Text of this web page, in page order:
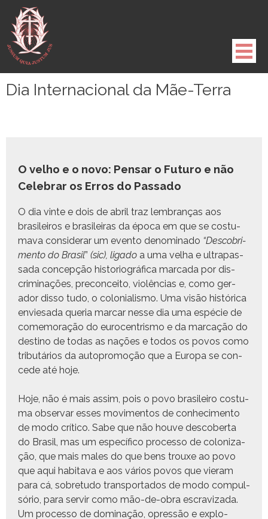
para
conteúdo
Dia Internacional da Mãe-Terra
O velho e o novo: Pensar o Futuro e não
Celebrar os Erros do Passado
O dia vinte e dois de abril traz lem­branças aos
brasileiros e brasileiras da época em que se cos­tu­
ma­va con­sid­er­ar um even­to denom­i­na­do “Desco­bri­
men­to do Brasil” (sic), lig­a­do a uma vel­ha e ultra­pas­
sa­da con­cepção his­to­ri­ográ­fi­ca mar­ca­da por dis­
crim­i­nações, pre­con­ceito, vio­lên­cias e, como ger­
ador dis­so tudo, o colo­nial­is­mo. Uma visão históri­ca
enviesa­da que­ria mar­car nesse dia uma espé­cie de
comem­o­ração do euro­cen­tris­mo e da mar­cação do
des­ti­no de todas as nações e todos os povos como
trib­utários da auto­pro­moção que a Europa se con­
cede até hoje.
Hoje, não é mais assim, pois o povo brasileiro cos­tu­
ma obser­var ess­es movi­men­tos de con­hec­i­men­to
de modo críti­co. Sabe que não hou­ve descober­ta
do Brasil, mas um especí­fi­co proces­so de col­o­niza­
ção, que mais males do que bens trouxe ao povo
que aqui habita­va e aos vários povos que vier­am
para cá, sobre­tu­do trans­porta­dos de modo com­pul­
sório, para servir como mão-de-obra escrav­iza­da.
Um proces­so de dom­i­nação, opressão e explo­